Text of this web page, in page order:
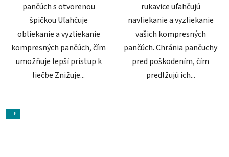
pančúch s otvorenou
špičkou Uľahčuje
obliekanie a vyzliekanie
kompresných pančúch, čím
umožňuje lepší prístup k
liečbe Znižuje...
rukavice uľahčujú
navliekanie a vyzliekanie
vašich kompresných
pančúch. Chránia pančuchy
pred poškodením, čím
predlžujú ich...
TIP